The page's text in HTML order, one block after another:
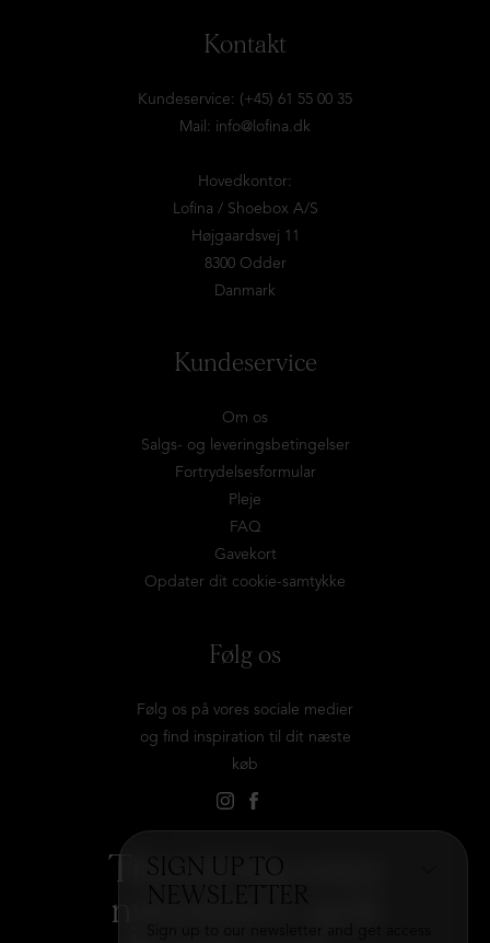
SIGN UP TO
Kontakt
Kundeservice: (+45) 61 55 00 35
Mail: info@lofina.dk
Hovedkontor:
Lofina / Shoebox A/S
Højgaardsvej 11
8300 Odder
Danmark
Kundeservice
Om os
Salgs- og leveringsbetingelser
Fortrydelsesformular
Pleje
FAQ
Gavekort
Opdater dit cookie-samtykke
Følg os
Følg os på vores sociale medier
og find inspiration til dit næste
køb
Tilmeld dig vores
nyhedsbrev og få